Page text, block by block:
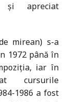
şi apreciat
mirean) s-a
1972 până în
iar în
cursurile
1986 a fost